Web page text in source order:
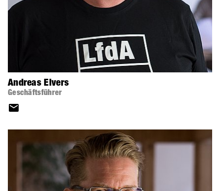
Andreas Elvers
Geschäftsführer